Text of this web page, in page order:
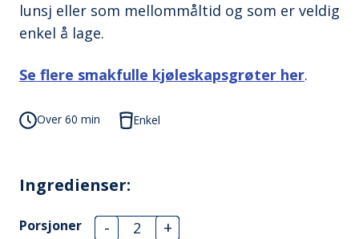
lunsj eller som mellommåltid og som er veldig
enkel å lage.
Se flere smakfulle kjøleskapsgrøter her.
Over 60 min Enkel
Ingredienser:
Porsjoner - +